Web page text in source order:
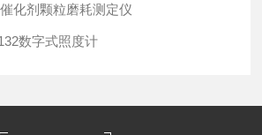
化剂颗粒磨耗测定仪
数字式照度计